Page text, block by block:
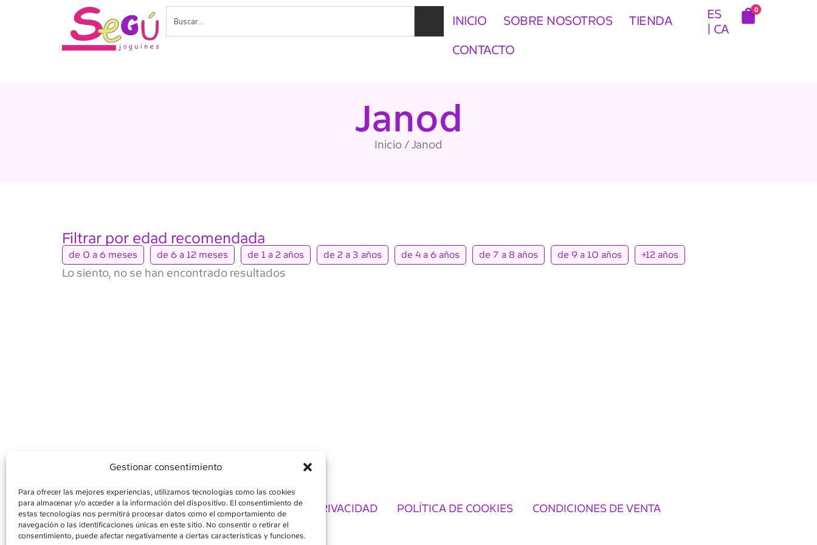
Gestionar consentimiento
Para ofrecer las mejores experiencias, utilizamos tecnologías como las cookies
para almacenar y/o acceder a la información del dispositivo. El consentimiento de
estas tecnologías nos permitirá procesar datos como el comportamiento de
navegación o las identificaciones únicas en este sitio. No consentir o retirar el
consentimiento, puede afectar negativamente a ciertas características y funciones.
INICIO SOBRE NOSOTROS
TIENDA
CONTACTO
ES
CA
0
Janod
Inicio/ Janod
Filtrar por edad recomendada
de 0 a 6 meses de 6 a 12 meses de 1 a 2 años de 2 a 3 años de 4 a 6 años de 7 a 8 años de 9 a 10 años +12 años
Lo siento, no se han encontrado resultados
AVISO LEGAL POLÍTICA DE PRIVACIDAD POLÍTICA DE COOKIES CONDICIONES DE VENTA